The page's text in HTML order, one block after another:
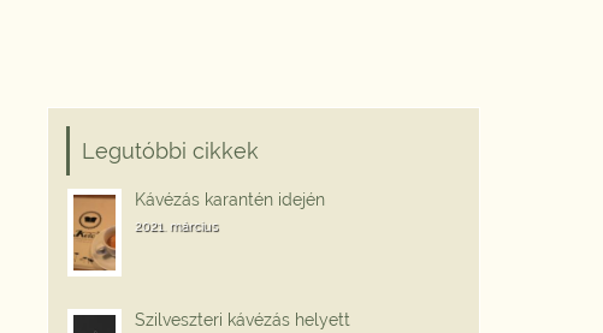
Legutóbbi cikkek
Kávézás karantén idején
2021. március
Szilveszteri kávézás helyett